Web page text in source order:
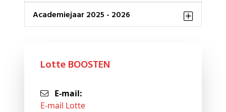
Academiejaar 2025 - 2026
Lotte BOOSTEN
E-mail:
E-mail Lotte